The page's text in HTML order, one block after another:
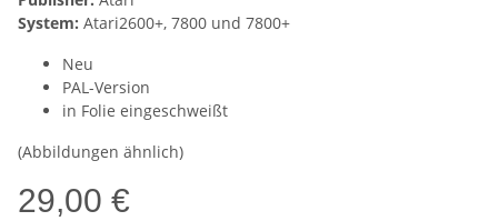
System: Atari2600+, 7800 und 7800+
Neu
PAL-Version
in Folie eingeschweißt
(Abbildungen ähnlich)
29,00 €